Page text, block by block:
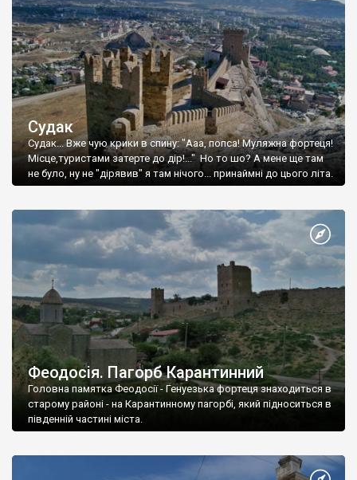
Судак
Судак... Вже чую крики в спину: "Ааа, попса! Муляжна фортеця!
Місце,туристами затерте до дір!..." Но то шо? А мене ще там
не було, ну не "дірявив" я там нічого... принаймні до цього літа.
Феодосія. Пагорб Карантинний
Головна памятка Феодосії - Генуезька фортеця знаходиться в
старому районі - на Карантинному пагорбі, який підноситься в
південній частині міста.